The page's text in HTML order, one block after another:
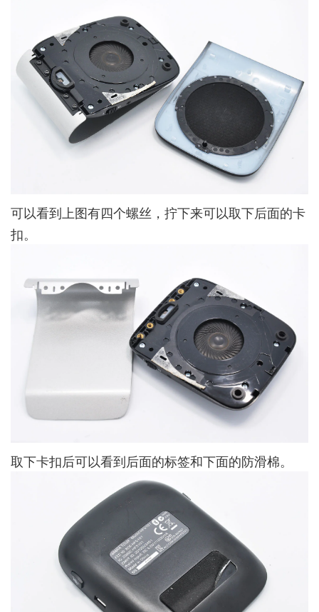
可以看到上图有四个螺丝，拧下来可以取下后面的卡
扣。
取下卡扣后可以看到后面的标签和下面的防滑棉。